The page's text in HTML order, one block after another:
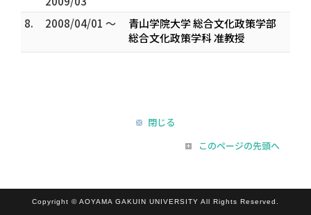
8. 2008/04/01 ～
青山学院大学 総合文化政策学部
総合文化政策学科 准教授
閉じる
このページの先頭へ
Copyright © AOYAMA GAKUIN UNIVERSITY All Rights Reserved.